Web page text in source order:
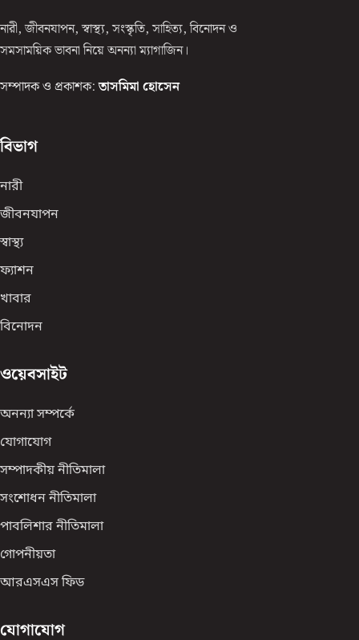
নারী, জীবনযাপন, স্বাস্থ্য, সংস্কৃতি, সাহিত্য, বিনোদন ও
সমসাময়িক ভাবনা নিয়ে অনন্যা ম্যাগাজিন।
সম্পাদক ও প্রকাশক: তাসমিমা হোসেন
বিভাগ
নারী
জীবনযাপন
স্বাস্থ্য
ফ্যাশন
খাবার
বিনোদন
ওয়েবসাইট
অনন্যা সম্পর্কে
যোগাযোগ
সম্পাদকীয় নীতিমালা
সংশোধন নীতিমালা
পাবলিশার নীতিমালা
গোপনীয়তা
আরএসএস ফিড
যোগাযোগ